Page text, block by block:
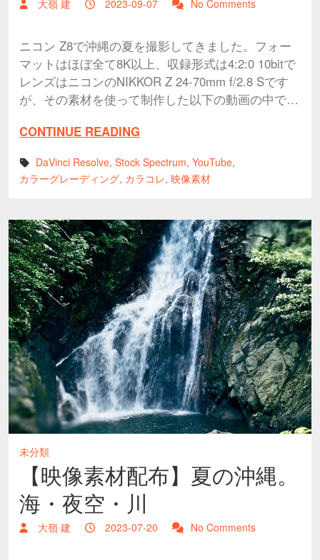
大嶺 建 2023-09-07 No Comments
ニコン Z8で沖縄の夏を撮影してきました。フォー
マットはほぼ全て8K以上、収録形式は4:2:0 10bitで
レンズはニコンのNIKKOR Z 24-70mm f/2.8 Sです
が、その素材を使って制作した以下の動画の中で…
CONTINUE READING
DaVinci Resolve, Stock Spectrum, YouTube,
カラーグレーディング, カラコレ, 映像素材
未分類
【映像素材配布】夏の沖縄。
海・夜空・川
大嶺 建 2023-07-20 No Comments